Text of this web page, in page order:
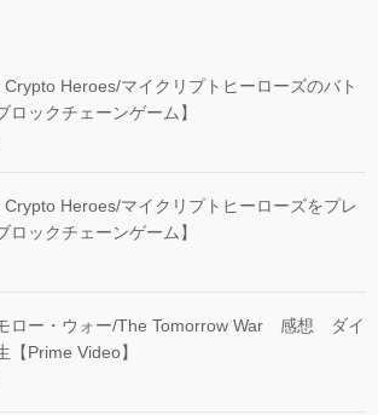
Crypto Heroes/マイクリプトヒーローズのバト
ロックチェーンゲーム】
Crypto Heroes/マイクリプトヒーローズをプレ
ロックチェーンゲーム】
モロー・ウォー/The Tomorrow War 感想 ダイ
【Prime Video】